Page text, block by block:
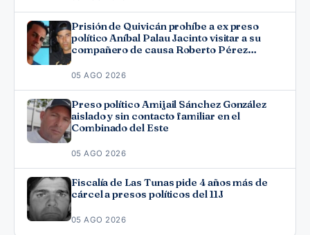
Prisión de Quivicán prohíbe a ex preso
político Aníbal Palau Jacinto visitar a su
compañero de causa Roberto Pérez
05 AGO 2026
Preso político Amijail Sánchez González
aislado y sin contacto familiar en el
Combinado del Este
05 AGO 2026
Fiscalía de Las Tunas pide 4 años más de
cárcel a presos políticos del 11J
05 AGO 2026